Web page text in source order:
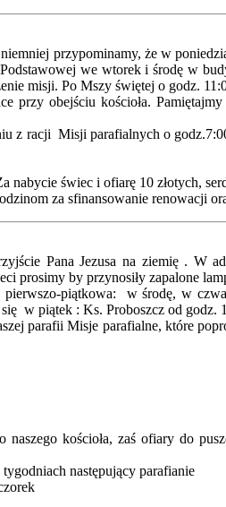
przypominamy, że w
we wtorek i środę w
misji. Po Mszy świętej o godz.
przy obejściu kościoła.
z racji Misji parafialnych o
świec i ofiarę 10 złotych,
za sfinansowanie renowacji
Pana Jezusa na ziemię .
prosimy by przynosiły zapalone
piątkowa: w środę, w
w piątek : Ks. Proboszcz od godz.
parafii Misje parafialne, które
kościoła, zaś ofiary do
następujący parafianie